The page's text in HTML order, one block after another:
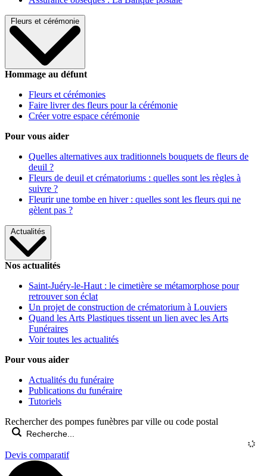
Fleurs et cérémonie
Hommage au défunt
Fleurs et cérémonies
Faire livrer des fleurs pour la cérémonie
Créer votre espace cérémonie
Pour vous aider
Quelles alternatives aux traditionnels bouquets de fleurs de
deuil ?
Fleurs de deuil et crématoriums : quelles sont les règles à
suivre ?
Fleurir une tombe en hiver : quelles sont les fleurs qui ne
gèlent pas ?
Actualités
Nos actualités
Saint-Juéry-le-Haut : le cimetière se métamorphose pour
retrouver son éclat
Un projet de construction de crématorium à Louviers
Quand les Arts Plastiques tissent un lien avec les Arts
Funéraires
Voir toutes les actualités
Pour vous aider
Actualités du funéraire
Publications du funéraire
Tutoriels
Rechercher des pompes funèbres par ville ou code postal
Devis comparatif